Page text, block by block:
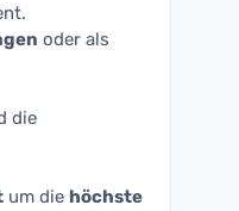
oder als
die
um die höchste